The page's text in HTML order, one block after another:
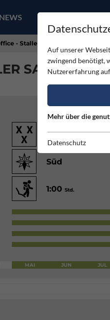
NEWS PRODUKTE
- Staller Sattel
SATTEL
Gut
Süd
1:00Std.
MAI JUN JUL
Auf unserer
zwingend benötigt,
Nutzererfahrung
Mehr über die
Datenschutz